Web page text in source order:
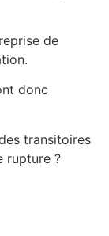
de
donc
transitoires
rupture ?